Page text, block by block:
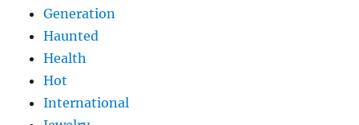
Generation
Haunted
Health
Hot
International